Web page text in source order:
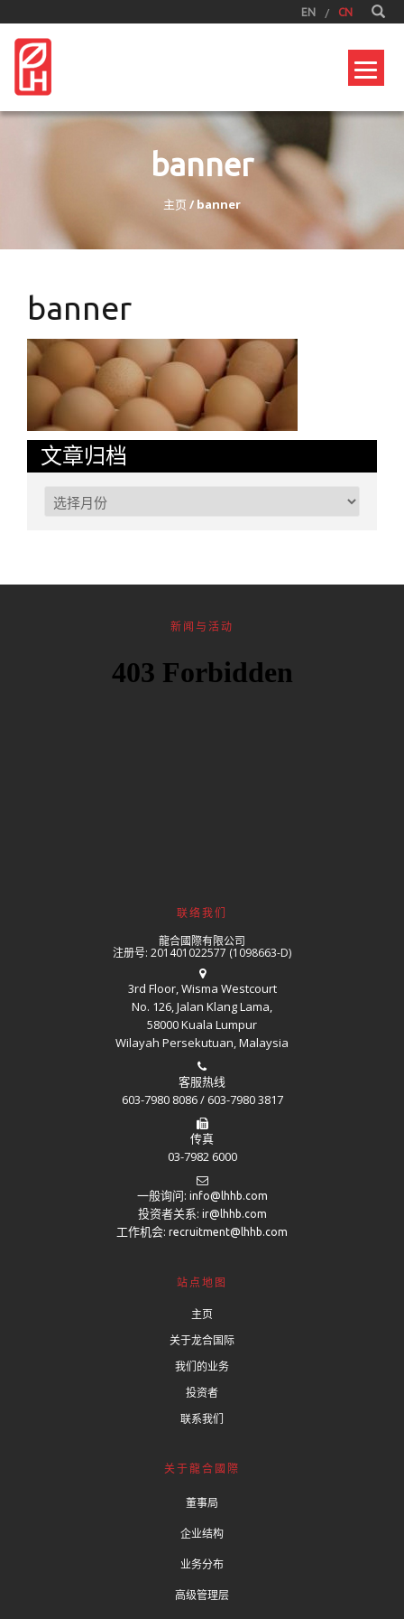
EN CN
banner
主页 / banner
banner
文章归档
新闻与活动
联络我们
龍合國際有限公司
注册号: 201401022577 (1098663-D)
3rd Floor, Wisma Westcourt
No. 126, Jalan Klang Lama,
58000 Kuala Lumpur
Wilayah Persekutuan, Malaysia
客服热线
603-7980 8086 / 603-7980 3817
传真
03-7982 6000
一般询问: info@lhhb.com
投资者关系: ir@lhhb.com
工作机会: recruitment@lhhb.com
站点地图
主页
关于龙合国际
我们的业务
投资者
联系我们
关于龍合國際
董事局
企业结构
业务分布
高级管理层